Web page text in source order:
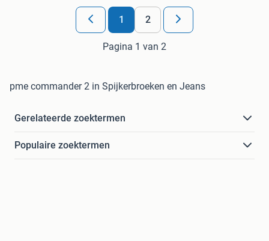
1 2
Pagina 1 van 2
pme commander 2 in Spijkerbroeken en Jeans
Gerelateerde zoektermen
Populaire zoektermen